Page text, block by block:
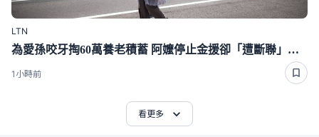
LTN
為愛孫咬牙掏60萬養老積蓄 阿嬤停止金援卻「遭斷聯」下場好心酸
1小時前
看更多